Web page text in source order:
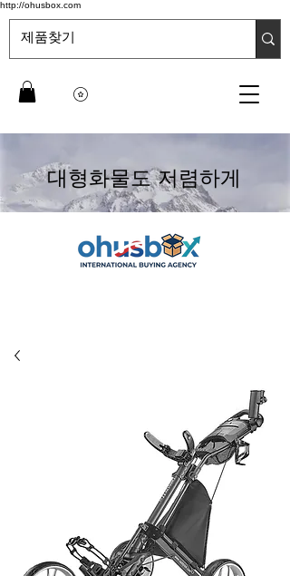
http://ohusbox.com
대형화물도 저렴하게